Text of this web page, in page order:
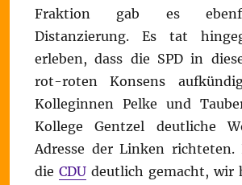
Fraktion gab es
Distanzierung. Es tat
erleben, dass die SPD in
rot-roten Konsens
Kolleginnen Pelke und
Kollege Gentzel deutliche
Adresse der Linken
die CDUdeutlich gemacht, wir